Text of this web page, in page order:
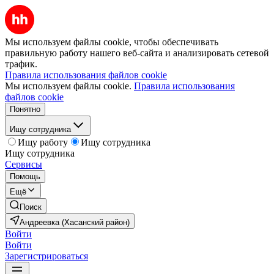
Мы используем файлы cookie, чтобы обеспечивать
правильную работу нашего веб-сайта и анализировать сетевой
трафик.
Правила использования файлов cookie
Мы используем файлы cookie. Правила использования
файлов cookie
Понятно
Ищу сотрудника
Ищу работу
Ищу сотрудника
Ищу сотрудника
Сервисы
Помощь
Ещё
Поиск
Андреевка (Хасанский район)
Войти
Войти
Зарегистрироваться